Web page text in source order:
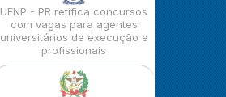
UENP - PR retifica concursos
com vagas para agentes
universitários de execução e
profissionais